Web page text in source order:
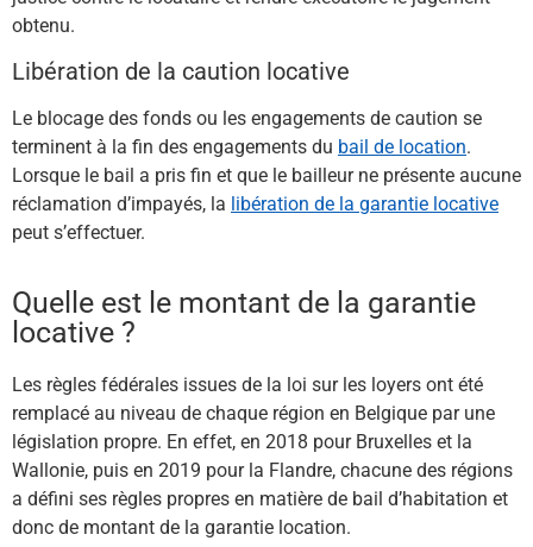
obtenu.
Libération de la caution locative
Le blocage des fonds ou les engagements de caution se
terminent à la fin des engagements du bail de location.
Lorsque le bail a pris fin et que le bailleur ne présente aucune
réclamation d’impayés, la libération de la garantie locative
peut s’effectuer.
Quelle est le montant de la garantie
locative ?
Les règles fédérales issues de la loi sur les loyers ont été
remplacé au niveau de chaque région en Belgique par une
législation propre. En effet, en 2018 pour Bruxelles et la
Wallonie, puis en 2019 pour la Flandre, chacune des régions
a défini ses règles propres en matière de bail d’habitation et
donc de montant de la garantie location.